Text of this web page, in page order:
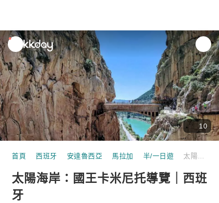
unread
notifications
10
首頁 西班牙 安達魯西亞 馬拉加 半/一日遊
太陽海岸：國王卡米尼托導覽｜西班
牙